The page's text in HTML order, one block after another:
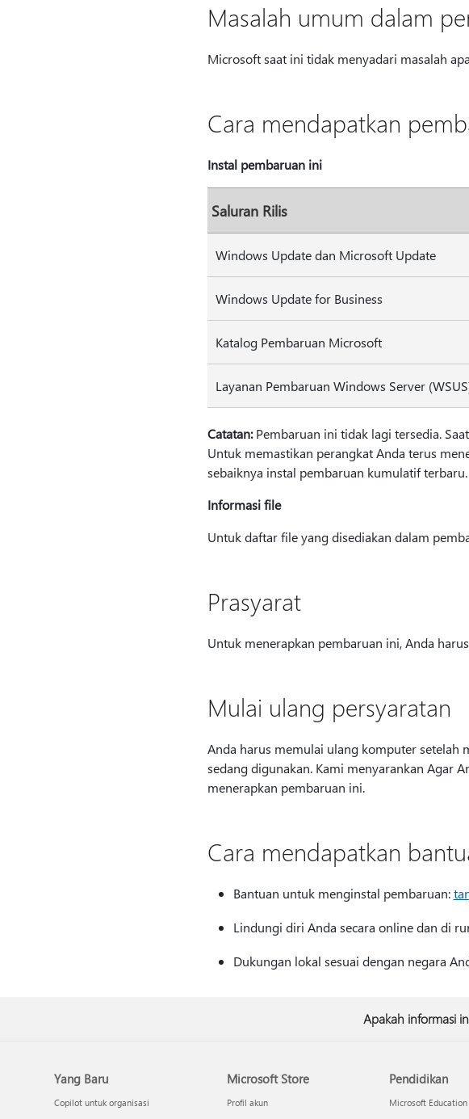
Masalah umum dalam
Microsoft saat ini tidak menyadari masalah
Cara mendapatkan
Instal pembaruan ini
Saluran Rilis
Windows Update dan Microsoft Update
Windows Update for Business
Katalog Pembaruan Microsoft
Layanan Pembaruan Windows Server
Catatan:Pembaruan ini tidak lagi tersedia.
Untuk memastikan perangkat Anda terus
sebaiknya instal pembaruan kumulatif terbaru.
Informasi file
Untuk daftar file yang disediakan dalam
Prasyarat
Untuk menerapkan pembaruan ini, Anda
Mulai ulang persyaratan
Anda harus memulai ulang komputer setelah
sedang digunakan. Kami menyarankan Agar
menerapkan pembaruan ini.
Cara mendapatkan
Bantuan untuk menginstal pembaruan:
Lindungi diri Anda secara online dan di
Dukungan lokal sesuai dengan negara
Apakah informasi
Yang Baru
Copilot untuk organisasi
Microsoft Store
Profil akun
Pendidikan
Microsoft Education